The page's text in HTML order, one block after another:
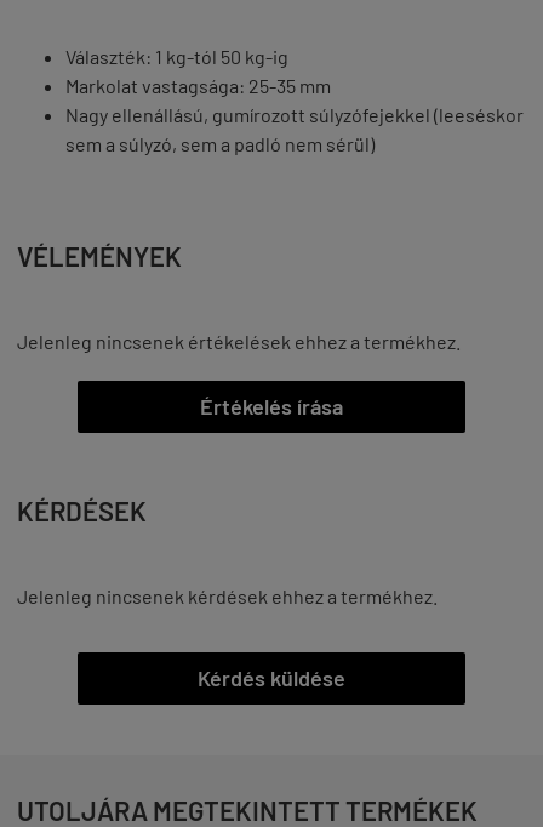
Választék: 1 kg-tól 50 kg-ig
Markolat vastagsága: 25-35 mm
Nagy ellenállású, gumírozott súlyzófejekkel (leeséskor
sem a súlyzó, sem a padló nem sérül)
VÉLEMÉNYEK
Jelenleg nincsenek értékelések ehhez a termékhez.
Értékelés írása
KÉRDÉSEK
Jelenleg nincsenek kérdések ehhez a termékhez.
Kérdés küldése
UTOLJÁRA MEGTEKINTETT TERMÉKEK